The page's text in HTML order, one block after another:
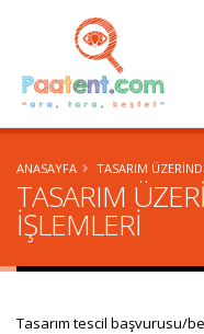
ANASAYFA TASARIM
TASARIM
İŞLEMLERİ
Tasarım tescil başvurusu/